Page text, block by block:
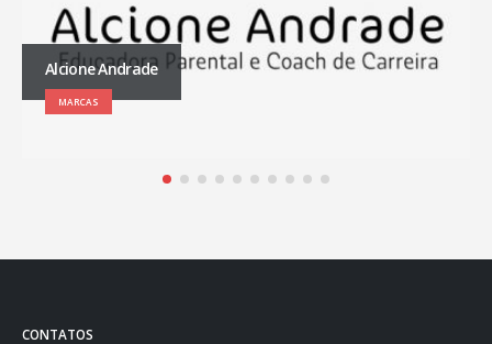
Alcione Andrade
MARCAS
CONTATOS